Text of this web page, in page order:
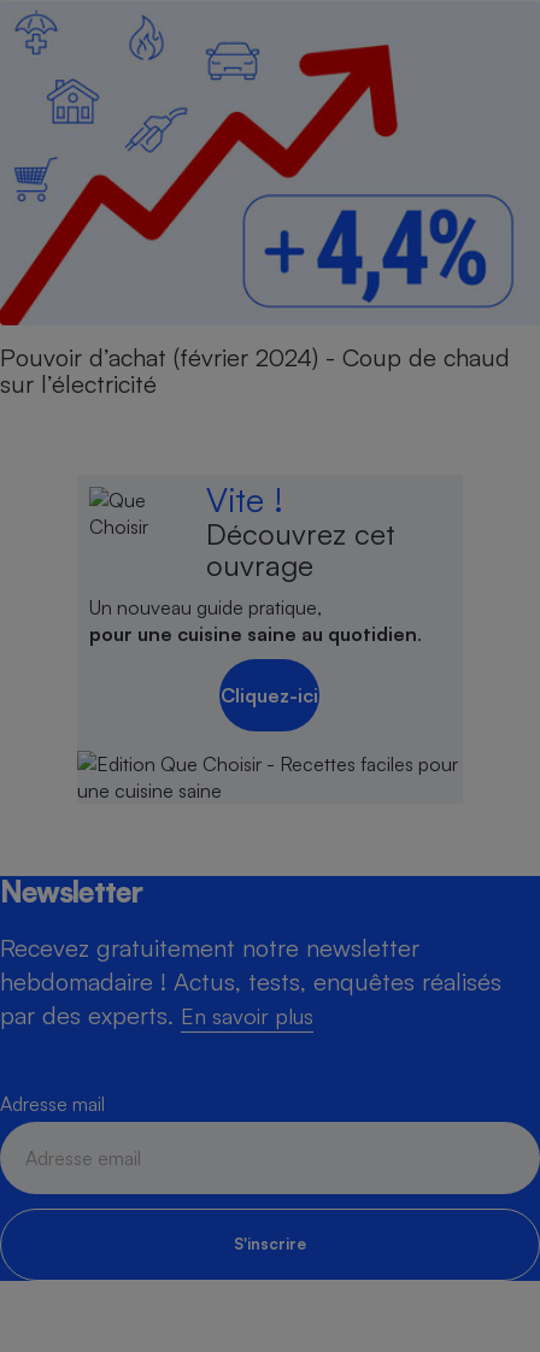
Pouvoir d’achat (février 2024) - Coup de chaud
sur l’électricité
Vite !
Découvrez cet
ouvrage
Un nouveau guide pratique,
pour une cuisine saine au quotidien.
Cliquez-ici
Newsletter
Recevez gratuitement notre newsletter
hebdomadaire ! Actus, tests, enquêtes réalisés
par des experts. En savoir plus
Adresse mail
S'inscrire